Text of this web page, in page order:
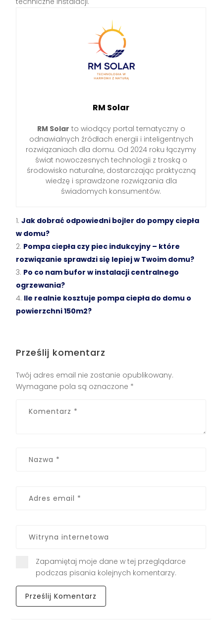
RM Solar
RM Solar to wiodący portal tematyczny o
odnawialnych źródłach energii i inteligentnych
rozwiązaniach dla domu. Od 2024 roku łączymy
świat nowoczesnych technologii z troską o
środowisko naturalne, dostarczając praktyczną
wiedzę i sprawdzone rozwiązania dla
świadomych konsumentów.
Jak dobrać odpowiedni bojler do pompy ciepła
w domu?
Pompa ciepła czy piec indukcyjny – które
rozwiązanie sprawdzi się lepiej w Twoim domu?
Po co nam bufor w instalacji centralnego
ogrzewania?
Ile realnie kosztuje pompa ciepła do domu o
powierzchni 150m2?
Prześlij komentarz
Twój adres email nie zostanie opublikowany.
Wymagane pola są oznaczone *
Zapamiętaj moje dane w tej przeglądarce
podczas pisania kolejnych komentarzy.